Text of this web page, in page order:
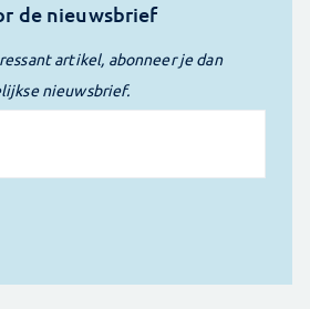
de nieuwsbrief
artikel, abonneer je dan
nieuwsbrief.